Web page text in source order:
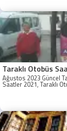
Taraklı Otobüs
Ağustos 2023 Güncel
Saatler 2021, Taraklı
Taraklı - Sakarya Son